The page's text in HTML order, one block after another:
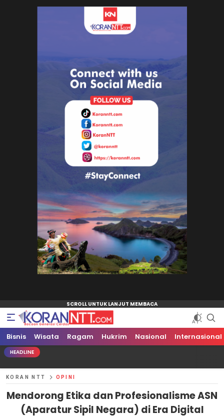
Koran NTT
Bacaan Generasi Cerdas
Bisnis Wisata Ragam Hukrim Nasional Internasional
HEADLINE
KORAN NTT OPINI
Mendorong Etika dan Profesionalisme ASN
(Aparatur Sipil Negara) di Era Digital